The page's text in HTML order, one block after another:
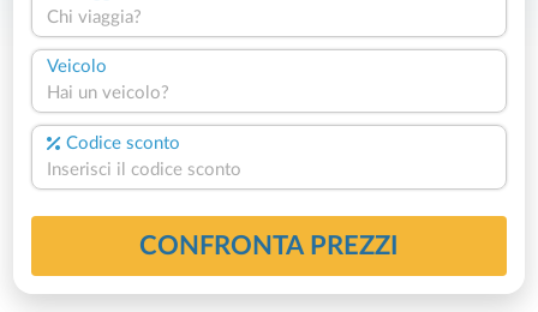
Chi viaggia?
Veicolo
Hai un veicolo?
Codice sconto
CONFRONTA PREZZI